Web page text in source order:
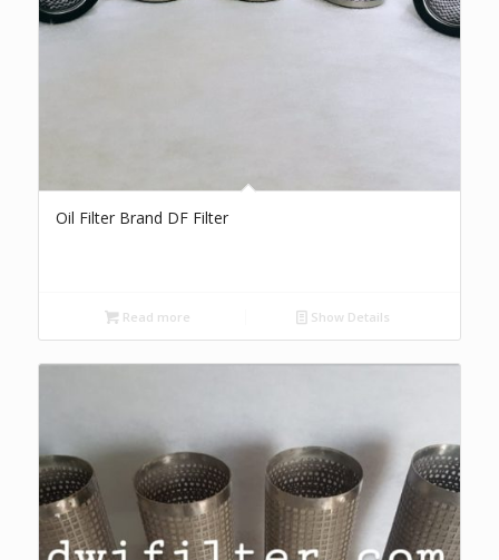
Oil Filter Brand DF Filter
Read more Show Details